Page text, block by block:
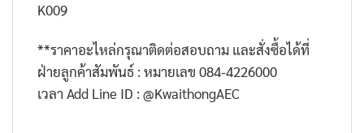
K009
**ราคาอะไหล่กรุณาติดต่อสอบถาม และสั่งซื้อได้ที่
ฝ่ายลูกค้าสัมพันธ์ : หมายเลข 084-4226000
เวลา Add Line ID : @KwaithongAEC